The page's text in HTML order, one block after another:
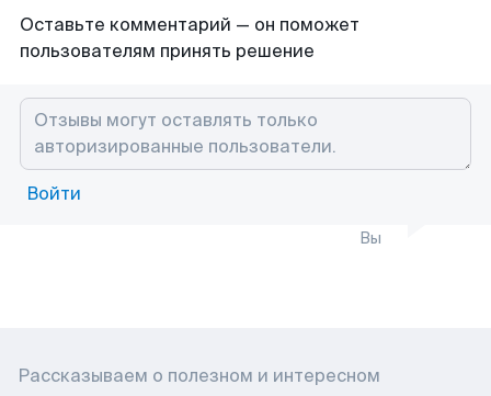
Оставьте комментарий — он поможет
пользователям принять решение
Войти
Вы
Рассказываем о полезном и интересном